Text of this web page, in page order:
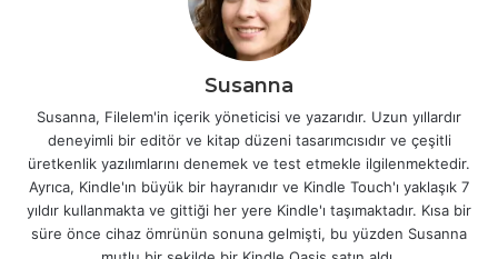
Susanna
Susanna, Filelem'in içerik yöneticisi ve yazarıdır. Uzun yıllardır
deneyimli bir editör ve kitap düzeni tasarımcısıdır ve çeşitli
üretkenlik yazılımlarını denemek ve test etmekle ilgilenmektedir.
Ayrıca, Kindle'ın büyük bir hayranıdır ve Kindle Touch'ı yaklaşık 7
yıldır kullanmakta ve gittiği her yere Kindle'ı taşımaktadır. Kısa bir
süre önce cihaz ömrünün sonuna gelmişti, bu yüzden Susanna